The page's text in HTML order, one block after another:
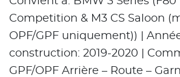
Competition & M3 CS Saloon
OPF/GPF uniquement)) |
construction: 2019-2020 |
GPF/OPF Arrière – Route –